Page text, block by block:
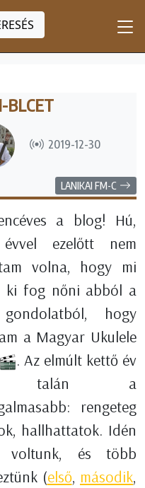
BLCET
2019-12-30
LANIKAI FM-C
a blog! Hú,
ezelőtt nem
volna, hogy mi
ki fog nőni abból a
hogy
a Magyar Ukulele
. Az elmúlt kettő év
talán a
rengeteg
hallhattatok. Idén
és több
(első, második,